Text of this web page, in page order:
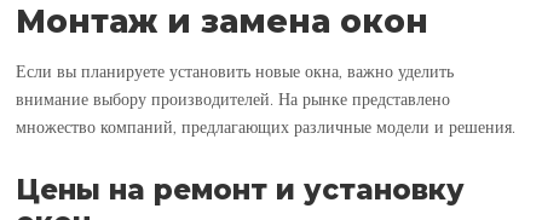
Монтаж и замена окон
Если вы планируете установить новые окна, важно уделить
внимание выбору производителей. На рынке представлено
множество компаний, предлагающих различные модели и решения.
Цены на ремонт и установку